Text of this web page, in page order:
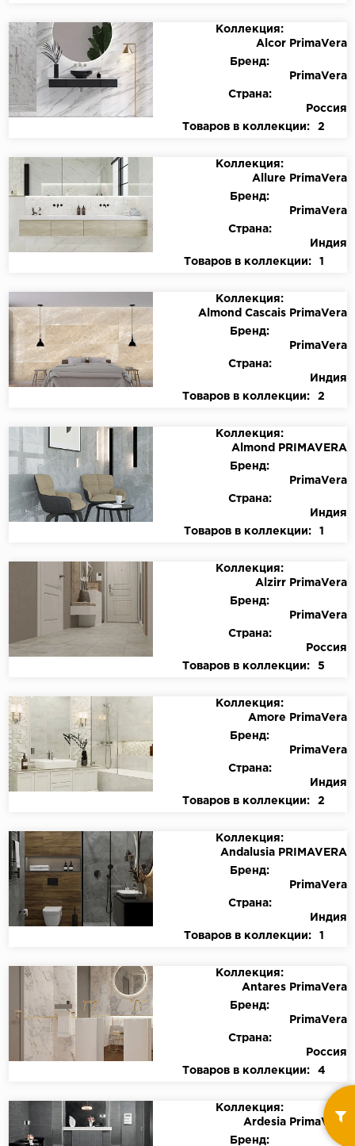
Коллекция:
Alcor PrimaVera
Бренд:
PrimaVera
Страна:
Россия
Товаров в коллекции:
2
Коллекция:
Allure PrimaVera
Бренд:
PrimaVera
Страна:
Индия
Товаров в коллекции:
1
Коллекция:
Almond Cascais PrimaVera
Бренд:
PrimaVera
Страна:
Индия
Товаров в коллекции:
2
Коллекция:
Almond PRIMAVERA
Бренд:
PrimaVera
Страна:
Индия
Товаров в коллекции:
1
Коллекция:
Alzirr PrimaVera
Бренд:
PrimaVera
Страна:
Россия
Товаров в коллекции:
5
Коллекция:
Amore PrimaVera
Бренд:
PrimaVera
Страна:
Индия
Товаров в коллекции:
2
Коллекция:
Andalusia PRIMAVERA
Бренд:
PrimaVera
Страна:
Индия
Товаров в коллекции:
1
Коллекция:
Antares PrimaVera
Бренд:
PrimaVera
Страна:
Россия
Товаров в коллекции:
4
Коллекция:
Ardesia PrimaVera
Бренд: